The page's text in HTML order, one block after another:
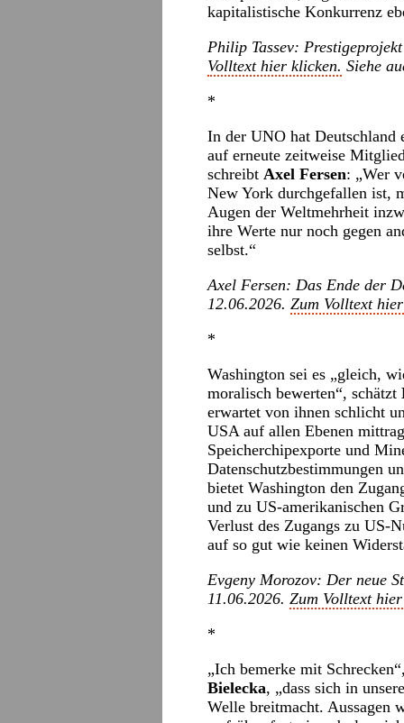
kapitalistische Konkurrenz
Philip Tassev:
Volltext hier klicken. Siehe
*
In der UNO hat Deutschland
auf erneute zeitweise
schreibt Axel Fersen: „Wer
New York durchgefallen ist,
Augen der Weltmehrheit
ihre Werte nur noch gegen
selbst.“
Axel Fersen: Das Ende der
12.06.2026. Zum Volltext
*
Washington sei es „gleich,
moralisch bewerten“, schätzt
erwartet von ihnen schlicht
USA auf allen Ebenen
Speicherchipexporte und
Datenschutzbestimmungen
bietet Washington den
und zu US-amerikanischen
Verlust des Zugangs zu US-
auf so gut wie keinen
Evgeny Morozov: Der neue
11.06.2026. Zum Volltext
*
„Ich bemerke mit
Bielecka, „dass sich in
Welle breitmacht. Aussagen